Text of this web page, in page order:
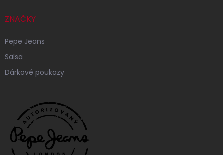
ZNAČKY
Pepe Jeans
Salsa
Dárkové poukazy